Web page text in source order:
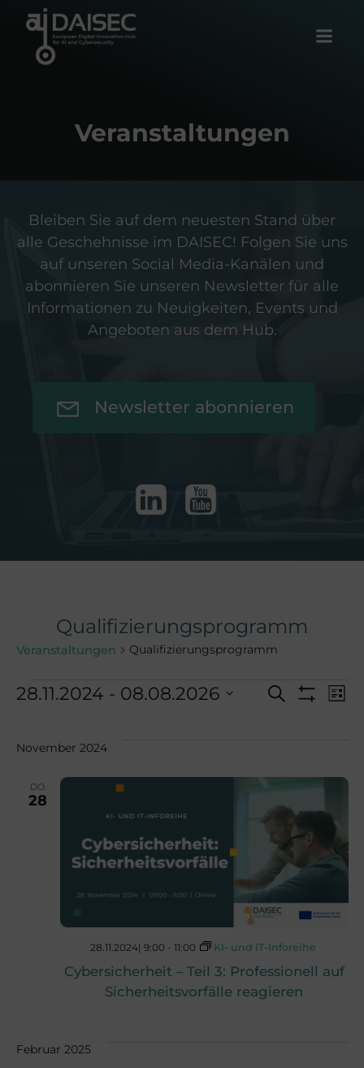
Veranstaltungen
Bleiben Sie auf dem neuesten Stand über
alle Geschehnisse im DAISEC! Folgen Sie uns
auf unseren Social Media-Kanälen und
abonnieren Sie unseren Newsletter für alle
Informationen zu Neuigkeiten, Events und
Angeboten aus dem Hub.
Newsletter abonnieren
Qualifizierungsprogramm
Veranstaltungen Qualifizierungsprogramm
V
r
a
n
s
t
Suche
V
r
a
n
s
a
Liste
28.11.2024 - 08.08.2026
November 2024
DO.
28
Cybersicherheit – Teil 3: Professionell auf
Sicherheitsvorfälle reagieren
28.11.2024| 9:00 - 11:00 KI- und IT-Inforeihe
Februar 2025